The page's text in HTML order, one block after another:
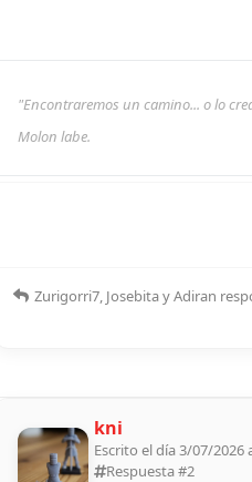
"Encontraremos un camino... o lo
Molon labe.
Zurigorri7, JosebitayAdiran
kni
Escrito el día 3/07/2026
Respuesta #2